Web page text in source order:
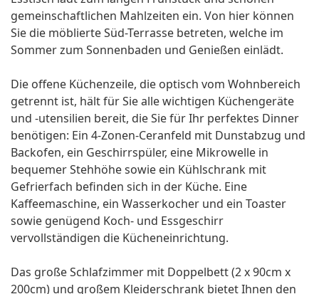
gemeinschaftlichen Mahlzeiten ein. Von hier können
Sie die möblierte Süd-Terrasse betreten, welche im
Sommer zum Sonnenbaden und Genießen einlädt.
Die offene Küchenzeile, die optisch vom Wohnbereich
getrennt ist, hält für Sie alle wichtigen Küchengeräte
und -utensilien bereit, die Sie für Ihr perfektes Dinner
benötigen: Ein 4-Zonen-Ceranfeld mit Dunstabzug und
Backofen, ein Geschirrspüler, eine Mikrowelle in
bequemer Stehhöhe sowie ein Kühlschrank mit
Gefrierfach befinden sich in der Küche. Eine
Kaffeemaschine, ein Wasserkocher und ein Toaster
sowie genügend Koch- und Essgeschirr
vervollständigen die Kücheneinrichtung.
Das große Schlafzimmer mit Doppelbett (2 x 90cm x
200cm) und großem Kleiderschrank bietet Ihnen den